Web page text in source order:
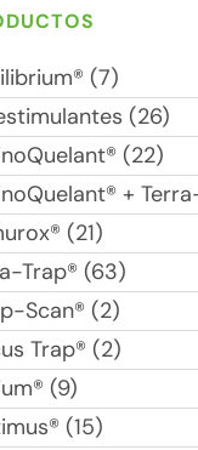
(7)
(26)
(22)
+
(21)
Trap® (63)
Scan® (2)
Trap® (2)
(9)
(15)